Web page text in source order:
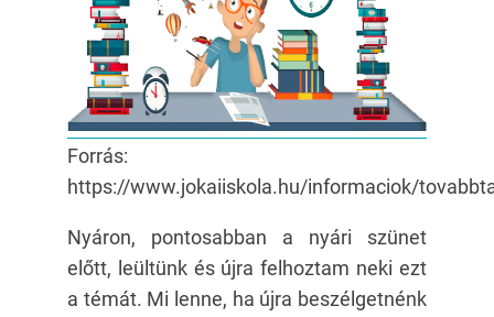
Forrás:
https://www.jokaiiskola.hu/informaciok/
Nyáron, pontosabban a nyári szünet
előtt, leültünk és újra felhoztam neki ezt
a témát. Mi lenne, ha újra beszélgetnénk